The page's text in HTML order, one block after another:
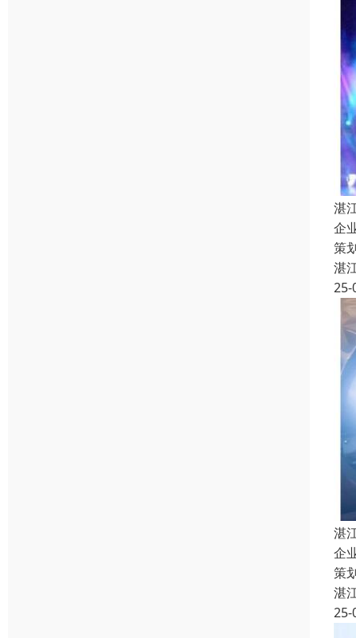
湛
企
策
湛
25-
湛
企
策
湛
25-